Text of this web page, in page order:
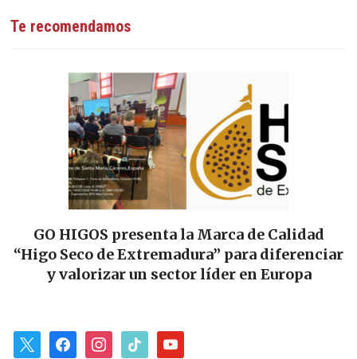
Te recomendamos
GO HIGOS presenta la Marca de Calidad
“Higo Seco de Extremadura” para diferenciar
y valorizar un sector líder en Europa
facebookinstagram
tiktok youtube